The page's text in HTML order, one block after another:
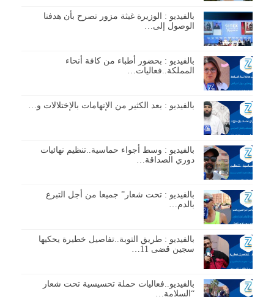
بالفيديو : الوزيرة غيثة مزور تصرح بأن هدفنا
الوصول إلى…
بالفيديو : بحضور أطباء من كافة أنحاء
المملكة..فعاليات…
بالفيديو : بعد الكثير من الإتهامات بالإختلالات و…
بالفيديو : وسط أجواء حماسية..تنظيم نهائيات
دوري الصداقة…
بالفيديو : تحت شعار” جميعا من أجل التبرع
بالدم…
بالفيديو : طريق التوبة..تفاصيل خطيرة يحكيها
سجين قضى 11…
بالفيديو..فعاليات حملة تحسيسية تحت شعار
“السلامة…